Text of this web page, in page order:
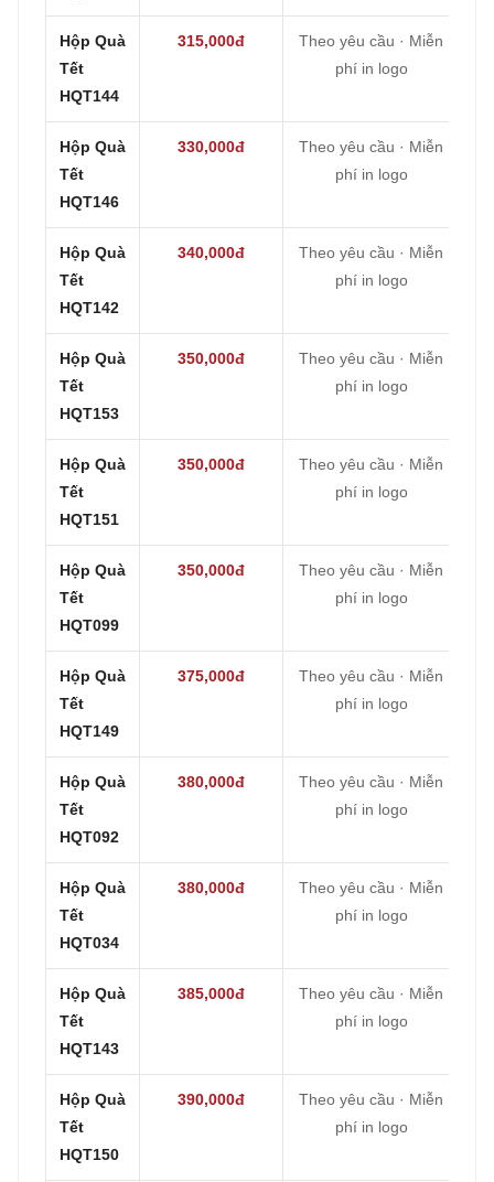
Hộp Quà
Tết
HQT144
315,000đ
Theo yêu cầu · Miễn
phí in logo
Hộp Quà
Tết
HQT146
330,000đ
Theo yêu cầu · Miễn
phí in logo
Hộp Quà
Tết
HQT142
340,000đ
Theo yêu cầu · Miễn
phí in logo
Hộp Quà
Tết
HQT153
350,000đ
Theo yêu cầu · Miễn
phí in logo
Hộp Quà
Tết
HQT151
350,000đ
Theo yêu cầu · Miễn
phí in logo
Hộp Quà
Tết
HQT099
350,000đ
Theo yêu cầu · Miễn
phí in logo
Hộp Quà
Tết
HQT149
375,000đ
Theo yêu cầu · Miễn
phí in logo
Hộp Quà
Tết
HQT092
380,000đ
Theo yêu cầu · Miễn
phí in logo
Hộp Quà
Tết
HQT034
380,000đ
Theo yêu cầu · Miễn
phí in logo
Hộp Quà
Tết
HQT143
385,000đ
Theo yêu cầu · Miễn
phí in logo
Hộp Quà
Tết
HQT150
390,000đ
Theo yêu cầu · Miễn
phí in logo